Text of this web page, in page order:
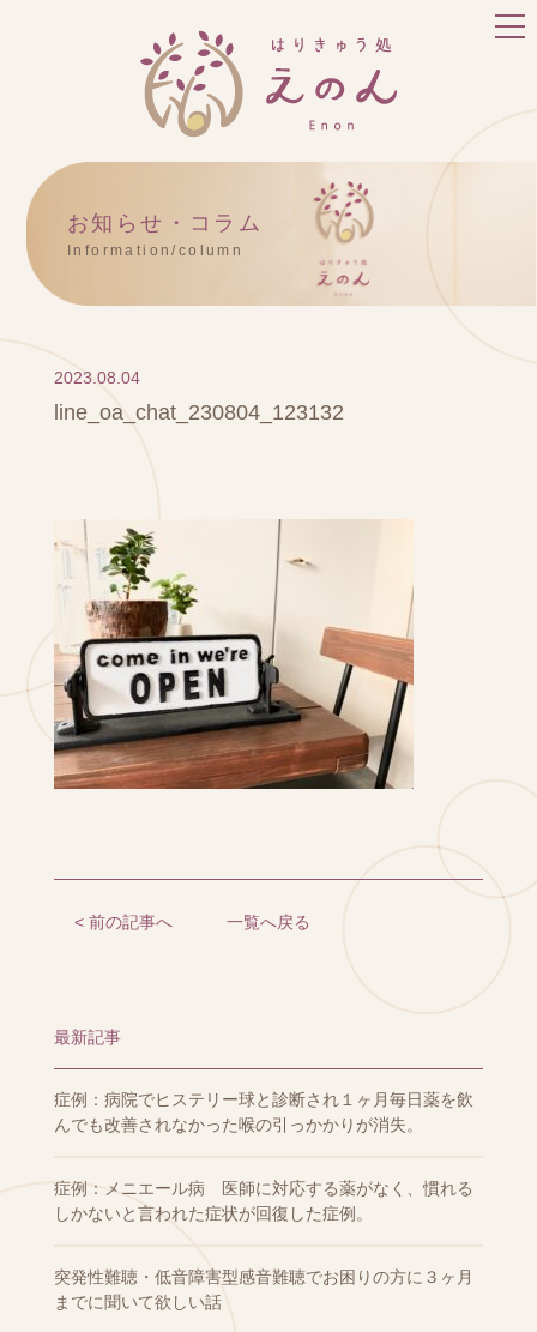
お知らせ・コラム
Information/column
2023.08.04
line_oa_chat_230804_123132
< 前の記事へ 一覧へ戻る
最新記事
症例：病院でヒステリー球と診断され１ヶ月毎日薬を飲
んでも改善されなかった喉の引っかかりが消失。
症例：メニエール病 医師に対応する薬がなく、慣れる
しかないと言われた症状が回復した症例。
突発性難聴・低音障害型感音難聴でお困りの方に３ヶ月
までに聞いて欲しい話